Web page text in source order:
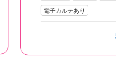
内定・内定
電子カルテあり